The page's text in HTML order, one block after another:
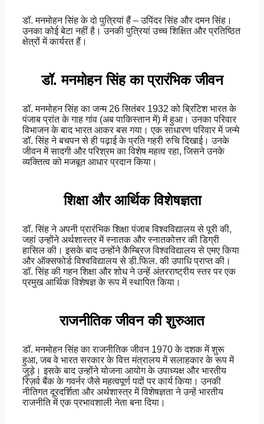
डॉ. मनमोहन सिंह के दो पुत्रियां हैं – उपिंदर सिंह और दमन सिंह।
उनका कोई बेटा नहीं है। उनकी पुत्रियां उच्च शिक्षित और प्रतिष्ठित
क्षेत्रों में कार्यरत हैं।
डॉ. मनमोहन सिंह का प्रारंभिक जीवन
डॉ. मनमोहन सिंह का जन्म 26 सितंबर 1932 को ब्रिटिश भारत के
पंजाब प्रांत के गाह गांव (अब पाकिस्तान में) में हुआ। उनका परिवार
विभाजन के बाद भारत आकर बस गया। एक साधारण परिवार में जन्मे
डॉ. सिंह ने बचपन से ही पढ़ाई के प्रति गहरी रुचि दिखाई। उनके
जीवन में सादगी और परिश्रम का विशेष महत्व रहा, जिसने उनके
व्यक्तित्व को मजबूत आधार प्रदान किया।
शिक्षा और आर्थिक विशेषज्ञता
डॉ. सिंह ने अपनी प्रारंभिक शिक्षा पंजाब विश्वविद्यालय से पूरी की,
जहां उन्होंने अर्थशास्त्र में स्नातक और स्नातकोत्तर की डिग्री
हासिल की। इसके बाद उन्होंने कैम्ब्रिज विश्वविद्यालय से एमए किया
और ऑक्सफोर्ड विश्वविद्यालय से डी.फिल. की उपाधि प्राप्त की।
डॉ. सिंह की गहन शिक्षा और शोध ने उन्हें अंतरराष्ट्रीय स्तर पर एक
प्रमुख आर्थिक विशेषज्ञ के रूप में स्थापित किया।
राजनीतिक जीवन की शुरुआत
डॉ. मनमोहन सिंह का राजनीतिक जीवन 1970 के दशक में शुरू
हुआ, जब वे भारत सरकार के वित्त मंत्रालय में सलाहकार के रूप में
जुड़े। इसके बाद उन्होंने योजना आयोग के उपाध्यक्ष और भारतीय
रिज़र्व बैंक के गवर्नर जैसे महत्वपूर्ण पदों पर कार्य किया। उनकी
नीतिगत दूरदर्शिता और अर्थशास्त्र में विशेषज्ञता ने उन्हें भारतीय
राजनीति में एक प्रभावशाली नेता बना दिया।